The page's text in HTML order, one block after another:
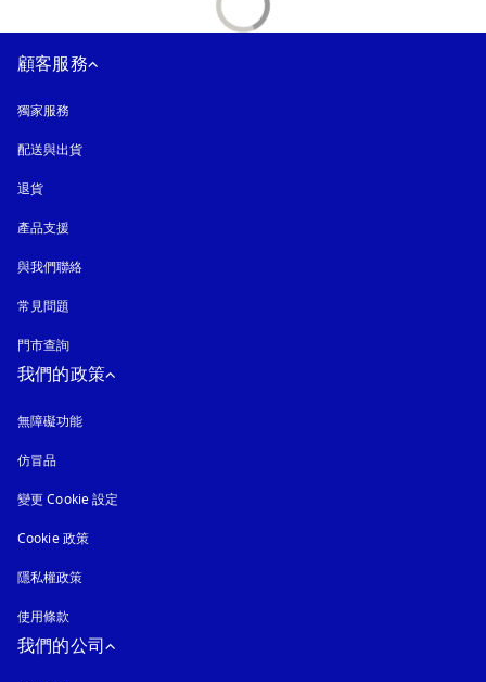
顧客服務
獨家服務
配送與出貨
退貨
產品支援
與我們聯絡
常見問題
門市查詢
我們的政策
無障礙功能
仿冒品
變更 Cookie 設定
Cookie 政策以新標籤頁開啟
隱私權政策
使用條款
我們的公司